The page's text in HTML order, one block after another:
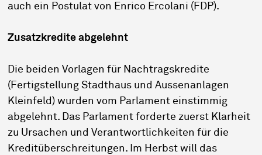
auch ein Postulat von Enrico Ercolani (FDP).
Zusatzkredite abgelehnt
Die beiden Vorlagen für Nachtragskredite
(Fertigstellung Stadthaus und Aussenanlagen
Kleinfeld) wurden vom Parlament einstimmig
abgelehnt. Das Parlament forderte zuerst Klarheit
zu Ursachen und Verantwortlichkeiten für die
Kreditüberschreitungen. Im Herbst will das